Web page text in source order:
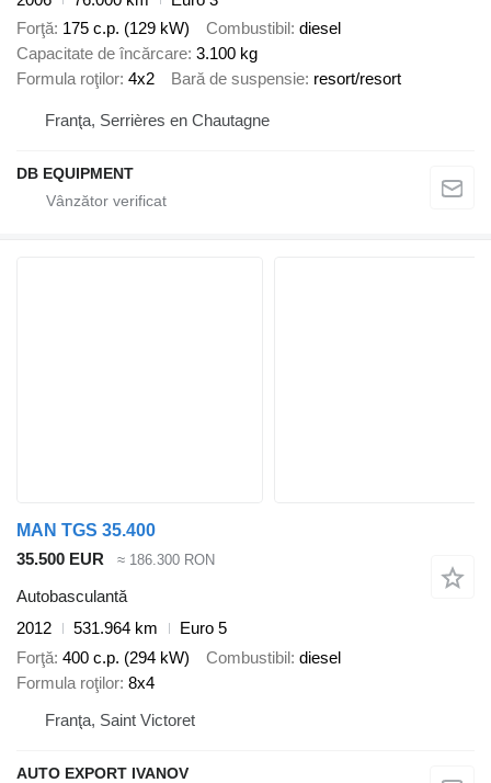
Forţă 175 c.p. (129 kW) Combustibil diesel
Capacitate de încărcare 3.100 kg
Formula roţilor 4x2 Bară de suspensie resort/resort
Franţa, Serrières en Chautagne
DB EQUIPMENT
MAN TGS 35.400
35.500 EUR
≈ 186.300 RON
Autobasculantă
2012
531.964 km
Euro 5
Forţă 400 c.p. (294 kW) Combustibil diesel
Formula roţilor 8x4
Franţa, Saint Victoret
AUTO EXPORT IVANOV